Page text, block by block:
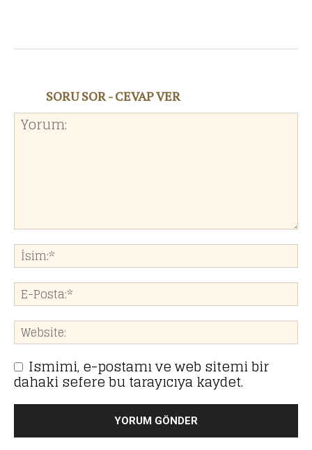
SORU SOR - CEVAP VER
Ismimi, e-postamı ve web sitemi bir
dahaki sefere bu tarayıcıya kaydet.